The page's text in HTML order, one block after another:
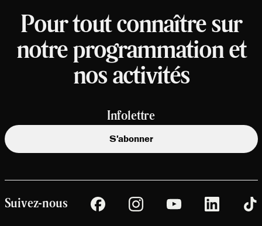
Pour tout connaître sur
notre programmation et
nos activités
Infolettre
S'abonner
Suivez-nous